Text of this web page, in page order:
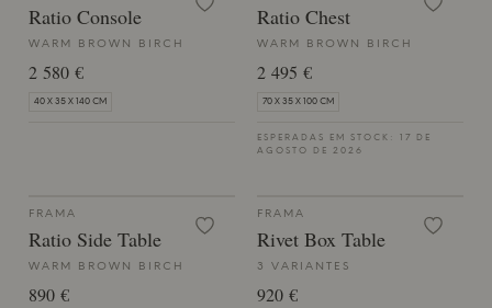
Ratio Console
WARM BROWN BIRCH
2 580 €
40 X 35 X 140 CM
Ratio Chest
WARM BROWN BIRCH
2 495 €
70 X 35 X 100 CM
ESPERADAS EM STOCK: 17 DE
AGOSTO DE 2026
FRAMA
Ratio Side Table
WARM BROWN BIRCH
890 €
FRAMA
Rivet Box Table
3 VARIANTES
920 €